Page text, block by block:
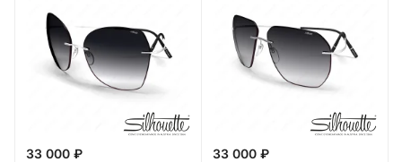
33 000 ₽
33 000 ₽